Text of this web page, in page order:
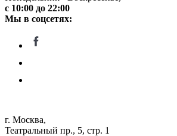
c 10:00 до 22:00
Мы в соцсетях:
г. Москва,
Театральный пр., 5, стр. 1